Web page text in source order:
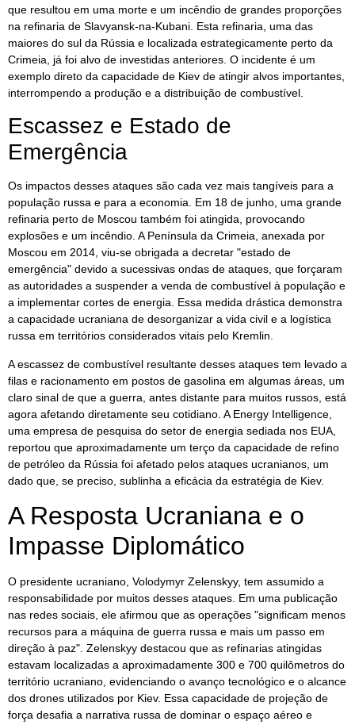
que resultou em uma morte e um incêndio de grandes proporções
na refinaria de Slavyansk-na-Kubani. Esta refinaria, uma das
maiores do sul da Rússia e localizada estrategicamente perto da
Crimeia, já foi alvo de investidas anteriores. O incidente é um
exemplo direto da capacidade de Kiev de atingir alvos importantes,
interrompendo a produção e a distribuição de combustível.
Escassez e Estado de
Emergência
Os impactos desses ataques são cada vez mais tangíveis para a
população russa e para a economia. Em 18 de junho, uma grande
refinaria perto de Moscou também foi atingida, provocando
explosões e um incêndio. A Península da Crimeia, anexada por
Moscou em 2014, viu-se obrigada a decretar "estado de
emergência" devido a sucessivas ondas de ataques, que forçaram
as autoridades a suspender a venda de combustível à população e
a implementar cortes de energia. Essa medida drástica demonstra
a capacidade ucraniana de desorganizar a vida civil e a logística
russa em territórios considerados vitais pelo Kremlin.
A escassez de combustível resultante desses ataques tem levado a
filas e racionamento em postos de gasolina em algumas áreas, um
claro sinal de que a guerra, antes distante para muitos russos, está
agora afetando diretamente seu cotidiano. A Energy Intelligence,
uma empresa de pesquisa do setor de energia sediada nos EUA,
reportou que aproximadamente um terço da capacidade de refino
de petróleo da Rússia foi afetado pelos ataques ucranianos, um
dado que, se preciso, sublinha a eficácia da estratégia de Kiev.
A Resposta Ucraniana e o
Impasse Diplomático
O presidente ucraniano, Volodymyr Zelenskyy, tem assumido a
responsabilidade por muitos desses ataques. Em uma publicação
nas redes sociais, ele afirmou que as operações "significam menos
recursos para a máquina de guerra russa e mais um passo em
direção à paz". Zelenskyy destacou que as refinarias atingidas
estavam localizadas a aproximadamente 300 e 700 quilômetros do
território ucraniano, evidenciando o avanço tecnológico e o alcance
dos drones utilizados por Kiev. Essa capacidade de projeção de
força desafia a narrativa russa de dominar o espaço aéreo e